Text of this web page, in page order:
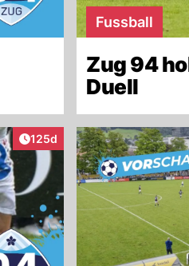
Fussball
Zug 94
Duell
Artikel veröffentlicht:
125d